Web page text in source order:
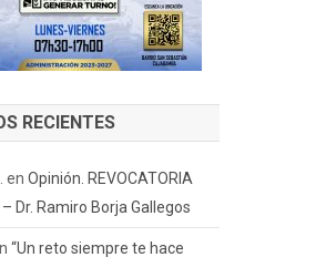
RECIENTES
enOpinión. REVOCATORIA
– Dr. Ramiro Borja Gallegos
“Un reto siempre te hace